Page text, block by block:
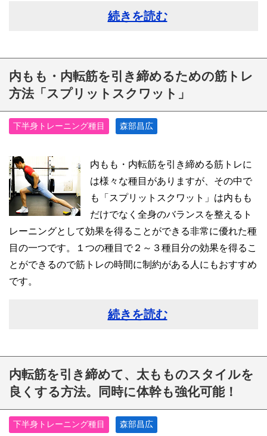
続きを読む
内もも・内転筋を引き締めるための筋トレ
方法「スプリットスクワット」
下半身トレーニング種目 森部昌広
内もも・内転筋を引き締める筋トレに
は様々な種目がありますが、その中で
も「スプリットスクワット」は内もも
だけでなく全身のバランスを整えるト
レーニングとして効果を得ることができる非常に優れた種
目の一つです。１つの種目で２～３種目分の効果を得るこ
とができるので筋トレの時間に制約がある人にもおすすめ
です。
続きを読む
内転筋を引き締めて、太もものスタイルを
良くする方法。同時に体幹も強化可能！
下半身トレーニング種目 森部昌広